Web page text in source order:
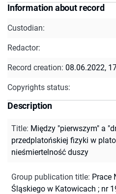
Information about record
Custodian:
Redactor:
Record creation: 08.06.2022,
Copyrights status:
Description
Title: Między "pierwszym" a
przedplatońskiej fizyki w
nieśmiertelność duszy
Group publication title: Prace
Śląskiego w Katowicach ; nr